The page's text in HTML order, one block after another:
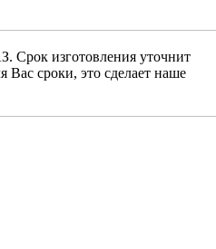
Срок изготовления уточнит
Вас сроки, это сделает наше